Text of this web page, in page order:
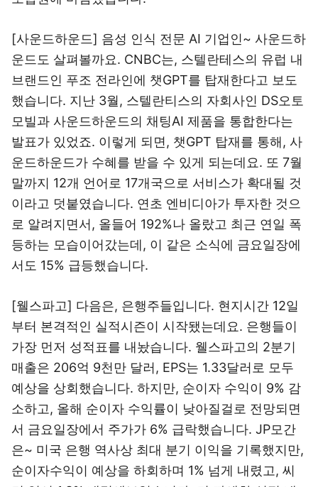
[사운드하운드] 음성 인식 전문 AI 기업인~ 사운드하
운드도 살펴볼까요. CNBC는, 스텔란테스의 유럽 내
브랜드인 푸조 전라인에 챗GPT를 탑재한다고 보도
했습니다. 지난 3월, 스텔란티스의 자회사인 DS오토
모빌과 사운드하운드의 채팅AI 제품을 통합한다는
발표가 있었죠. 이렇게 되면, 챗GPT 탑재를 통해, 사
운드하운드가 수혜를 받을 수 있게 되는데요. 또 7월
말까지 12개 언어로 17개국으로 서비스가 확대될 것
이라고 덧붙였습니다. 연초 엔비디아가 투자한 것으
로 알려지면서, 올들어 192%나 올랐고 최근 연일 폭
등하는 모습이어갔는데, 이 같은 소식에 금요일장에
서도 15% 급등했습니다.
[웰스파고] 다음은, 은행주들입니다. 현지시간 12일
부터 본격적인 실적시즌이 시작됐는데요. 은행들이
가장 먼저 성적표를 내놨습니다. 웰스파고의 2분기
매출은 206억 9천만 달러, EPS는 1.33달러로 모두
예상을 상회했습니다. 하지만, 순이자 수익이 9% 감
소하고, 올해 순이자 수익률이 낮아질걸로 전망되면
서 금요일장에서 주가가 6% 급락했습니다. JP모간
은~ 미국 은행 역사상 최대 분기 이익을 기록했지만,
순이자수익이 예상을 하회하며 1% 넘게 내렸고, 씨